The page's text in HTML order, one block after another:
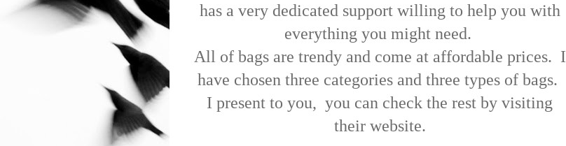
has a very dedicated support willing to help you with
everything you might need.
All of bags are trendy and come at affordable prices. I
have chosen three categories and three types of bags.
I present to you, you can check the rest by visiting
their website.